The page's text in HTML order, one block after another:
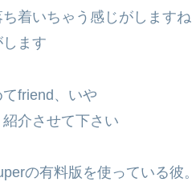
着いちゃう感じがしますね
ます
friend、いや
介させて下さい
の有料版を使っている彼。